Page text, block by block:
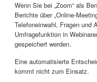
Wenn Sie bei „Zoom“ als
Berichte über „Online-
Telefoneinwahl, Fragen und
Umfragefunktion in
gespeichert werden.
Eine automatisierte
kommt nicht zum Einsatz.